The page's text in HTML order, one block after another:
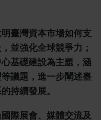
臺灣資本市場如何支
並強化全球競爭力；
基礎建設為主題，涵
議題，進一步闡述臺
持續發展。
際展會、媒體交流及